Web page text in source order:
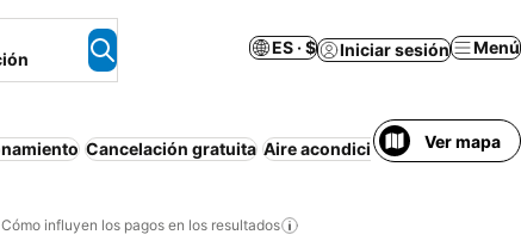
ES · $ Iniciar sesión Menú
Cancelación gratuita Aire acondicionado Piscina
Ver mapa
Cómo influyen los pagos en los resultados